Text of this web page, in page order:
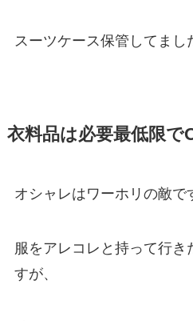
スーツケース保管してまし
衣料品は必要最低限で
オシャレはワーホリの敵で
服をアレコレと持って行き
すが、